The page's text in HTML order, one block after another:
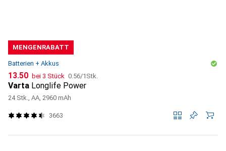
MENGENRABATT
Batterien + Akkus
CHF
13.50 bei 3 Stück CHF
0.56/1Stk.
Varta Longlife Power
24 Stk., AA, 2960 mAh
3663